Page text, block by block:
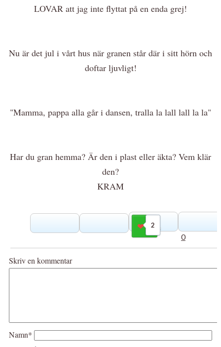
LOVAR att jag inte flyttat på en enda grej!
Nu är det jul i vårt hus när granen står där i sitt hörn och
doftar ljuvligt!
"Mamma, pappa alla går i dansen, tralla la lall lall la la"
Har du gran hemma? Är den i plast eller äkta? Vem klär
den?
KRAM
2
Gilla
0
Skriv en kommentar
Namn*